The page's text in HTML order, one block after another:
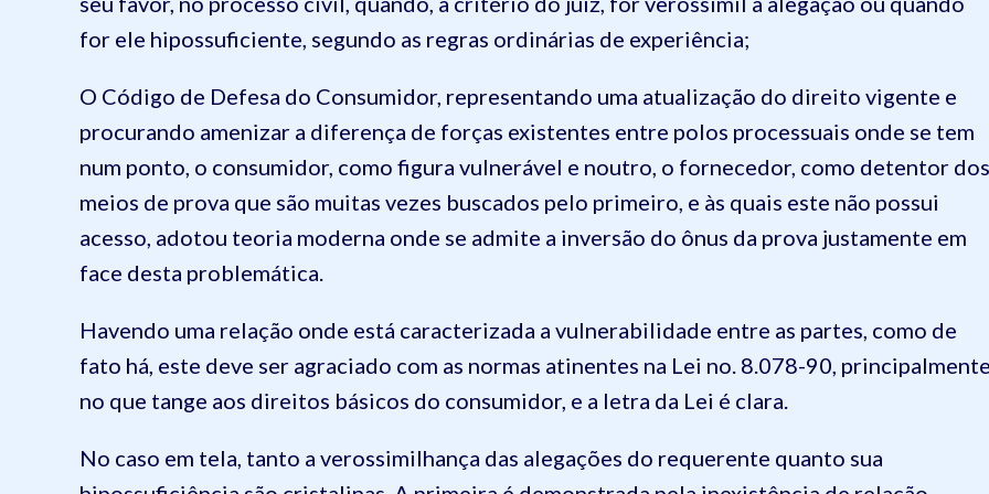
for ele hipossuficiente, segundo as regras ordinárias de experiência;
O Código de Defesa do Consumidor, representando uma atualização do direito vigente e
procurando amenizar a diferença de forças existentes entre polos processuais onde se tem
num ponto, o consumidor, como figura vulnerável e noutro, o fornecedor, como detentor dos
meios de prova que são muitas vezes buscados pelo primeiro, e às quais este não possui
acesso, adotou teoria moderna onde se admite a inversão do ônus da prova justamente em
face desta problemática.
Havendo uma relação onde está caracterizada a vulnerabilidade entre as partes, como de
fato há, este deve ser agraciado com as normas atinentes na Lei no. 8.078-90,
no que tange aos direitos básicos do consumidor, e a letra da Lei é clara.
No caso em tela, tanto a verossimilhança das alegações do requerente quanto sua